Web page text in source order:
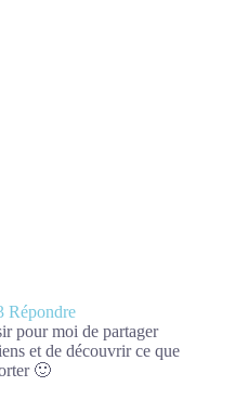
Répondre
pour moi de partager
et de découvrir ce que
🙂